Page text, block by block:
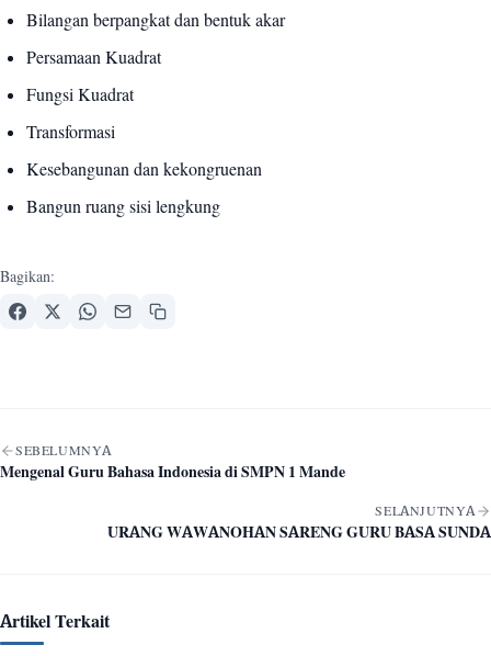
Bilangan berpangkat dan bentuk akar
Persamaan Kuadrat
Fungsi Kuadrat
Transformasi
Kesebangunan dan kekongruenan
Bangun ruang sisi lengkung
Bagikan:
Navigasi artikel
SEBELUMNYA
Mengenal Guru Bahasa Indonesia di SMPN 1 Mande
SELANJUTNYA
URANG WAWANOHAN SARENG GURU BASA SUNDA
Artikel Terkait